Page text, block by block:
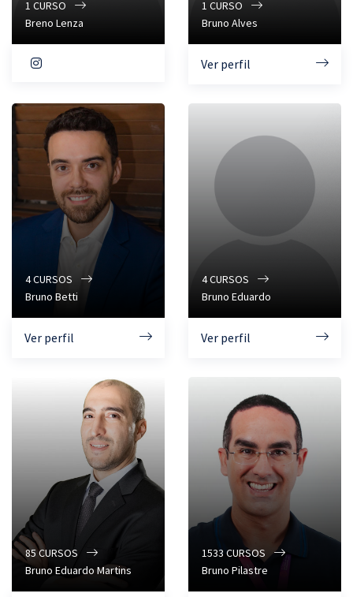
1 CURSO
Breno Lenza
1 CURSO
Bruno Alves
Ver perfil
4CURSOS
Bruno Betti
Ver perfil
4CURSOS
Bruno Eduardo
Ver perfil
85CURSOS
Bruno Eduardo Martins
1533 CURSOS
Bruno Pilastre